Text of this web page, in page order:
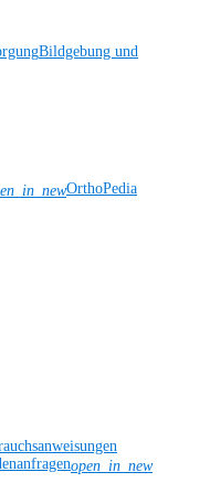
Bildgebung und
OrthoPedia
open_in_new